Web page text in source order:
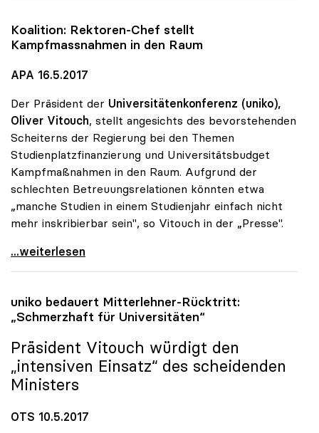
Koalition: Rektoren-Chef stellt
Kampfmassnahmen in den Raum
APA 16.5.2017
Der Präsident der Universitätenkonferenz (uniko),
Oliver Vitouch, stellt angesichts des bevorstehenden
Scheiterns der Regierung bei den Themen
Studienplatzfinanzierung und Universitätsbudget
Kampfmaßnahmen in den Raum. Aufgrund der
schlechten Betreuungsrelationen könnten etwa
„manche Studien in einem Studienjahr einfach nicht
mehr inskribierbar sein", so Vitouch in der „Presse".
Koalition: Rektoren-Chef stellt Kampfmassnahmen in
...weiterlesen
uniko bedauert Mitterlehner-Rücktritt:
„Schmerzhaft für Universitäten“
Präsident Vitouch würdigt den
„intensiven Einsatz“ des scheidenden
Ministers
OTS 10.5.2017